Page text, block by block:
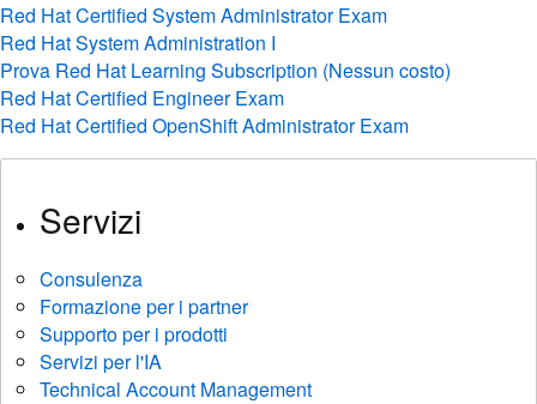
Red Hat Certified System Administrator Exam
Red Hat System Administration I
Prova Red Hat Learning Subscription (Nessun costo)
Red Hat Certified Engineer Exam
Red Hat Certified OpenShift Administrator Exam
Servizi
Consulenza
Formazione per i partner
Supporto per i prodotti
Servizi per l'IA
Technical Account Management